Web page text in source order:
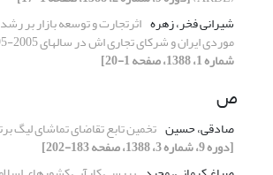
شیرانی فخر، زهره اثرتجارت و توسعه بازار بر
موردی ایران و شرکای تجاری اش در سالهای 2005-1995
شماره 1، 1388، صفحه 1-20]
ص
صادقی، حسین تخمین تابع تقاضای تماشای لیگ
[دوره 9، شماره 3، 1388، صفحه 183-202]